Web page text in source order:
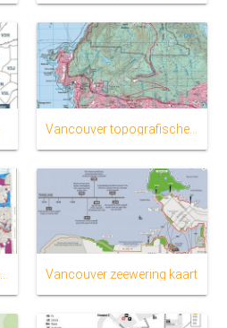
Vancouver topografische kaart
Stad van vancouver bestemmingsplan kaart Vancouver zeewering kaart